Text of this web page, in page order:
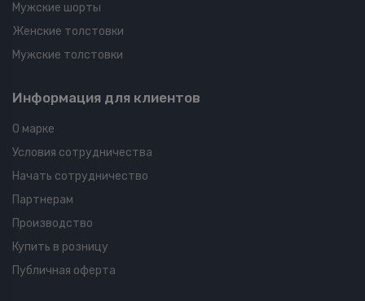
Мужские шорты
Женские толстовки
Мужские толстовки
Информация для клиентов
О марке
Условия сотрудничества
Начать сотрудничество
Партнерам
Производство
Купить в розницу
Публичная оферта